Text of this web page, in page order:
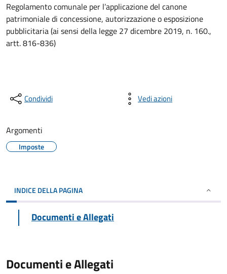
Regolamento comunale per l’applicazione del canone
patrimoniale di concessione, autorizzazione o esposizione
pubblicitaria (ai sensi della legge 27 dicembre 2019, n. 160.,
artt. 816-836)
Condividi Vedi azioni
Argomenti
Imposte
INDICE DELLA PAGINA
Documenti e Allegati
Documenti e Allegati